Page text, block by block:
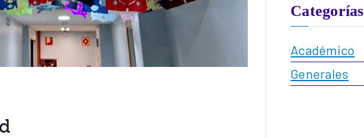
Categorías
Académico
Generales